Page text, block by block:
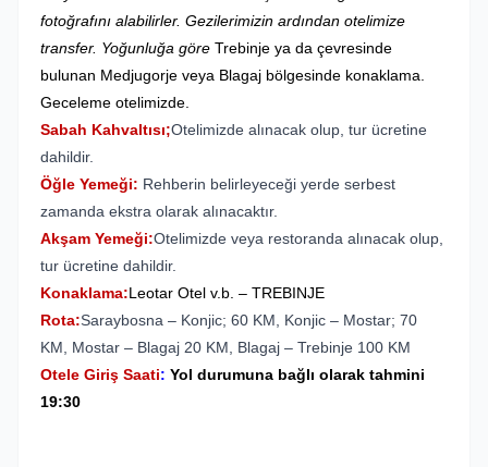
fotoğrafını alabilirler. Gezilerimizin ardından otelimize
transfer. Yoğunluğa göre Trebinje ya da çevresinde
bulunan Medjugorje veya Blagaj bölgesinde konaklama.
Geceleme otelimizde.
Sabah Kahvaltısı;Otelimizde alınacak olup, tur ücretine
dahildir.
Öğle Yemeği: Rehberin belirleyeceği yerde serbest
zamanda ekstra olarak alınacaktır.
Akşam Yemeği:Otelimizde veya restoranda alınacak olup,
tur ücretine dahildir.
Konaklama:Leotar Otel v.b. – TREBINJE
Rota:Saraybosna – Konjic; 60 KM, Konjic – Mostar; 70
KM, Mostar – Blagaj 20 KM, Blagaj – Trebinje 100 KM
Otele Giriş Saati: Yol durumuna bağlı olarak tahmini
19:30